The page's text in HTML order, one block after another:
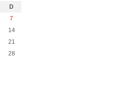
D
7
14
21
28